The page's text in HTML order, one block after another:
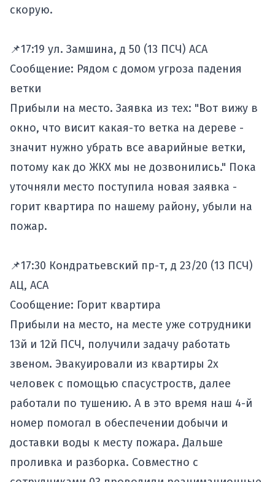
скорую.
📌17:19 ул. Замшина, д 50 (13 ПСЧ) АСА
Сообщение: Рядом с домом угроза падения
ветки
Прибыли на место. Заявка из тех: "Вот вижу в
окно, что висит какая-то ветка на дереве -
значит нужно убрать все аварийные ветки,
потому как до ЖКХ мы не дозвонились." Пока
уточняли место поступила новая заявка -
горит квартира по нашему району, убыли на
пожар.
📌17:30 Кондратьевский пр-т, д 23/20 (13 ПСЧ)
АЦ, АСА
Сообщение: Горит квартира
Прибыли на место, на месте уже сотрудники
13й и 12й ПСЧ, получили задачу работать
звеном. Эвакуировали из квартиры 2х
человек с помощью спасустроств, далее
работали по тушению. А в это время наш 4-й
номер помогал в обеспечении добычи и
доставки воды к месту пожара. Дальше
проливка и разборка. Совместно с